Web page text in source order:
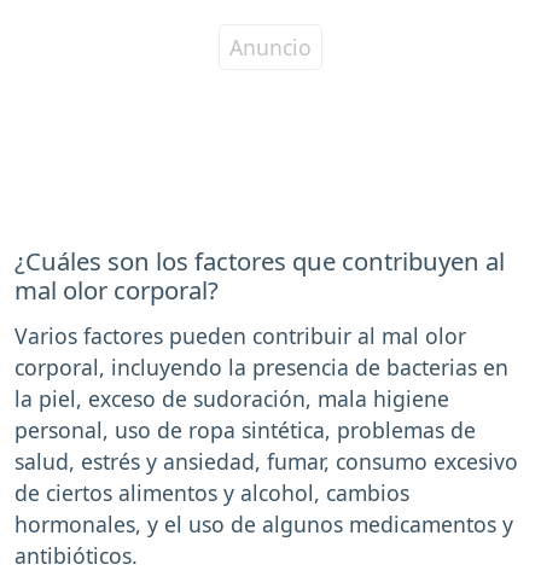
¿Cuáles son los factores que contribuyen al
mal olor corporal?
Varios factores pueden contribuir al mal olor
corporal, incluyendo la presencia de bacterias en
la piel, exceso de sudoración, mala higiene
personal, uso de ropa sintética, problemas de
salud, estrés y ansiedad, fumar, consumo excesivo
de ciertos alimentos y alcohol, cambios
hormonales, y el uso de algunos medicamentos y
antibióticos.